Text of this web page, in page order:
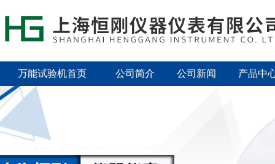
万能试验机首页 公司简介 公司新闻 产品中